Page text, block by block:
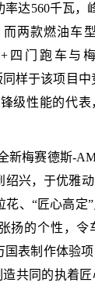
达560千瓦，
而两款燃油
四门跑车与
样于该项目
级性能的代
新梅赛德斯-
绍兴，于优雅
花、“匠心高定
扬的个性，令
国表制作体验
共同的执着